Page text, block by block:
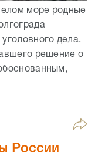
море родные
дела.
решение о
России